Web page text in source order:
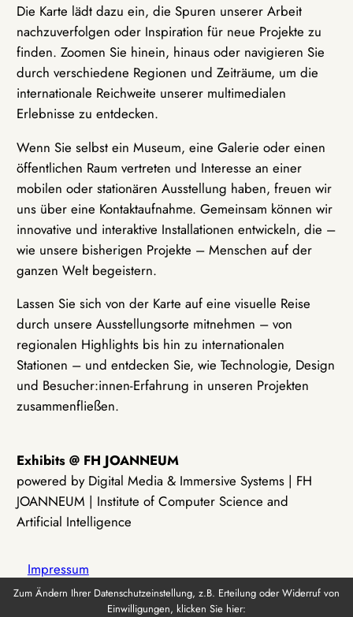
Die Karte lädt dazu ein, die Spuren unserer Arbeit
nachzuverfolgen oder Inspiration für neue Projekte zu
finden. Zoomen Sie hinein, hinaus oder navigieren Sie
durch verschiedene Regionen und Zeiträume, um die
internationale Reichweite unserer multimedialen
Erlebnisse zu entdecken.
Wenn Sie selbst ein Museum, eine Galerie oder einen
öffentlichen Raum vertreten und Interesse an einer
mobilen oder stationären Ausstellung haben, freuen wir
uns über eine Kontaktaufnahme. Gemeinsam können wir
innovative und interaktive Installationen entwickeln, die –
wie unsere bisherigen Projekte – Menschen auf der
ganzen Welt begeistern.
Lassen Sie sich von der Karte auf eine visuelle Reise
durch unsere Ausstellungsorte mitnehmen – von
regionalen Highlights bis hin zu internationalen
Stationen – und entdecken Sie, wie Technologie, Design
und Besucher:innen-Erfahrung in unseren Projekten
zusammenfließen.
Exhibits @ FH JOANNEUM
powered by Digital Media & Immersive Systems | FH
JOANNEUM | Institute of Computer Science and
Artificial Intelligence
Impressum
Zum Ändern Ihrer Datenschutzeinstellung, z.B. Erteilung oder Widerruf von
Einwilligungen, klicken Sie hier: